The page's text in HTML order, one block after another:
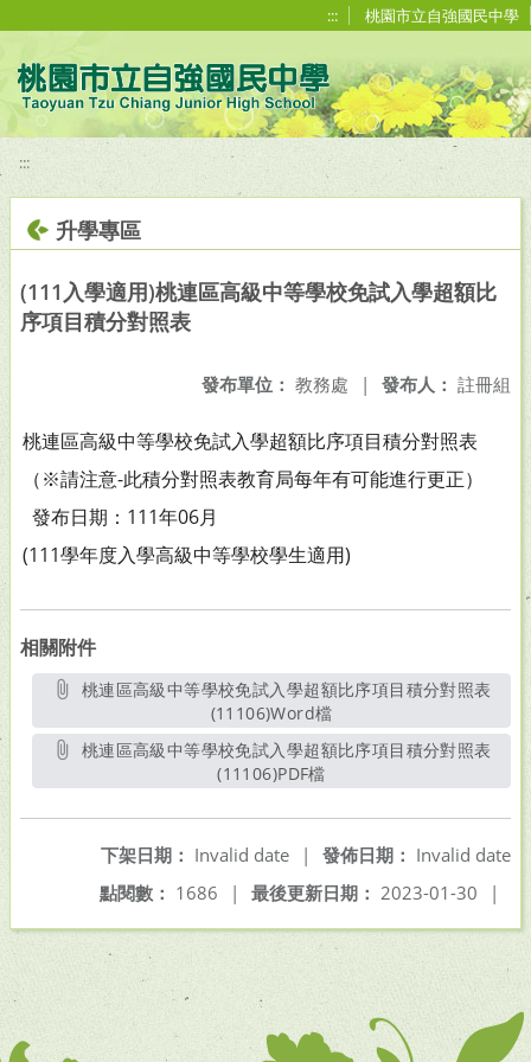
::: 桃園市立自強國民中學
:::
升學專區
(111入學適用)桃連區高級中等學校免試入學超額比
序項目積分對照表
發布人： 註冊組
發布單位： 教務處 |
桃連區高級中等學校免試入學超額比序項目積分對照表
（※請注意-此積分對照表教育局每年有可能進行更正）
發布日期：111年06月
(111學年度入學高級中等學校學生適用)
相關附件
(11106)Word檔
(11106)PDF檔
發佈日期： Invalid date
下架日期： Invalid date
|
最後更新日期： 2023-01-30 |
點閱數： 1686 |